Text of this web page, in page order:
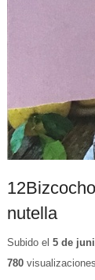
nutella
Subido el 5 de
780visualizaciones